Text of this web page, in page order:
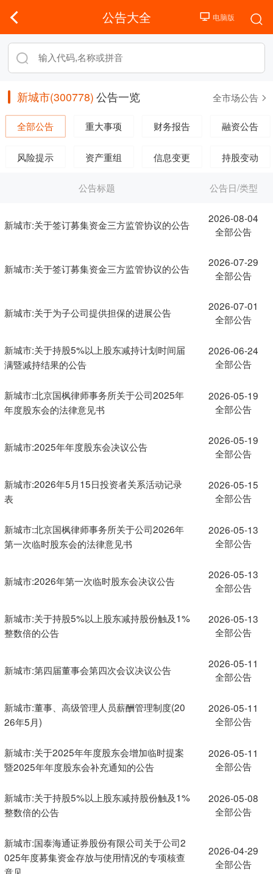
公告大全
新城市(300778) 公告一览 全市场公告
全部公告 重大事项 财务报告 融资公告
风险提示 资产重组 信息变更 持股变动
公告标题 公告日/类型
新城市:关于签订募集资金三方监管协议的公告
2026-08-04
全部公告
新城市:关于签订募集资金三方监管协议的公告
2026-07-29
全部公告
新城市:关于为子公司提供担保的进展公告
2026-07-01
全部公告
新城市:关于持股5%以上股东减持计划时间届
满暨减持结果的公告
2026-06-24
全部公告
新城市:北京国枫律师事务所关于公司2025年
年度股东会的法律意见书
2026-05-19
全部公告
新城市:2025年年度股东会决议公告
2026-05-19
全部公告
新城市:2026年5月15日投资者关系活动记录
表
2026-05-15
全部公告
新城市:北京国枫律师事务所关于公司2026年
第一次临时股东会的法律意见书
2026-05-13
全部公告
新城市:2026年第一次临时股东会决议公告
2026-05-13
全部公告
新城市:关于持股5%以上股东减持股份触及1%
整数倍的公告
2026-05-13
全部公告
新城市:第四届董事会第四次会议决议公告
2026-05-11
全部公告
新城市:董事、高级管理人员薪酬管理制度(20
26年5月)
2026-05-11
全部公告
新城市:关于2025年年度股东会增加临时提案
暨2025年年度股东会补充通知的公告
2026-05-11
全部公告
新城市:关于持股5%以上股东减持股份触及1%
整数倍的公告
2026-05-08
全部公告
新城市:国泰海通证券股份有限公司关于公司2
025年度募集资金存放与使用情况的专项核查
2026-04-29
全部公告